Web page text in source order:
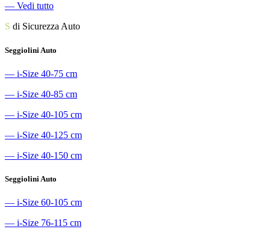
― Vedi tutto
S di Sicurezza Auto
Seggiolini Auto
― i-Size 40-75 cm
― i-Size 40-85 cm
― i-Size 40-105 cm
― i-Size 40-125 cm
― i-Size 40-150 cm
Seggiolini Auto
― i-Size 60-105 cm
― i-Size 76-115 cm